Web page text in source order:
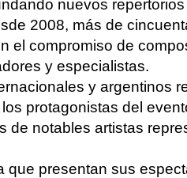
nuevos
2008, más de
el compromiso de
y especialistas.
y argentinos
protagonistas del
de notables artistas
que presentan sus